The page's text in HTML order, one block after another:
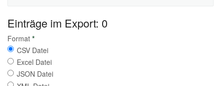
Einträge im Export: 0
Format *
CSV Datei
Excel Datei
JSON Datei